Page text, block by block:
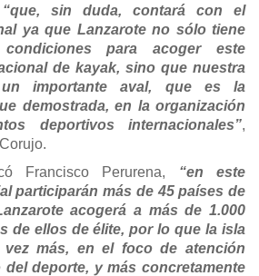
“que, sin duda, contará con el
ya que Lanzarote no sólo tiene
para acoger este
de kayak, sino que nuestra
importante aval, que es la
demostrada, en la organización
deportivos internacionales”,
Francisco Perurena, “en este
participarán más de 45 países de
acogerá a más de 1.000
de ellos de élite, por lo que la isla
más, en el foco de atención
deporte, y más concretamente